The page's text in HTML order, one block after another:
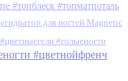
#топблеск #топматпоталь
для ногтей Magnetic
#цветныегели #голыеногти
#цветнойфренч